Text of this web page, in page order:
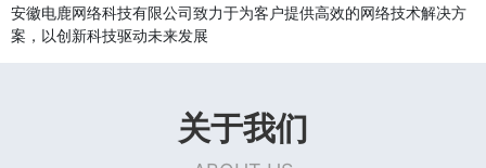
安徽电鹿网络科技有限公司致力于为客户提供高效的网络技术解决方
案，以创新科技驱动未来发展
关于我们